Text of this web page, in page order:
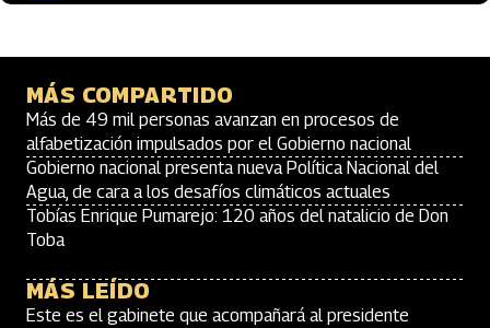
MÁS COMPARTIDO
Más de 49 mil personas avanzan en procesos de
alfabetización impulsados por el Gobierno nacional
Gobierno nacional presenta nueva Política Nacional del
Agua, de cara a los desafíos climáticos actuales
Tobías Enrique Pumarejo: 120 años del natalicio de Don
Toba
MÁS LEÍDO
Este es el gabinete que acompañará al presidente